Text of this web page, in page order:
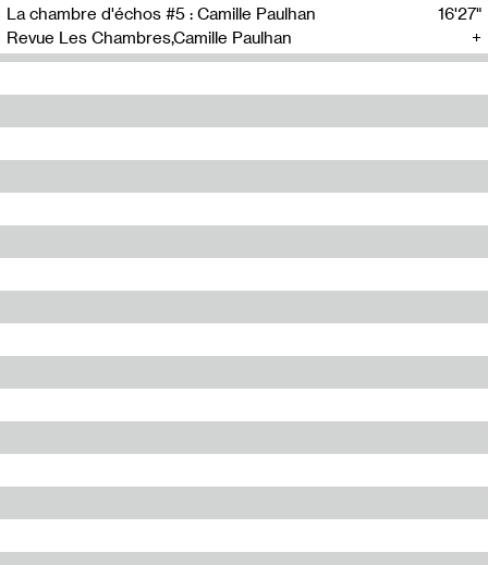
Resonance
La chambre d'échos #5 : Camille Paulhan
Revue Les Chambres,Camille Paulhan
16'27"